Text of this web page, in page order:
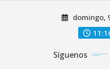
domingo,
Síguenos